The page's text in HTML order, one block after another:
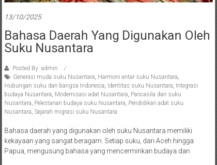
13/10/2025
Bahasa Daerah Yang Digunakan Oleh
Suku Nusantara
Posted By: admin
Generasi muda suku Nusantara, Harmoni antar suku Nusantara,
Hubungan suku dan bangsa Indonesia, Identitas suku Nusantara, Integrasi
budaya Nusantara, Modernisasi adat Nusantara, Pancasila dan suku
Nusantara, Pelestarian budaya suku Nusantara, Pendidikan adat suku
Nusantara, Sejarah migrasi suku Nusantara
Bahasa daerah yang digunakan oleh suku Nusantara memiliki
kekayaan yang sangat beragam. Setiap suku, dari Aceh hingga
Papua, mengusung bahasa yang mencerminkan budaya dan